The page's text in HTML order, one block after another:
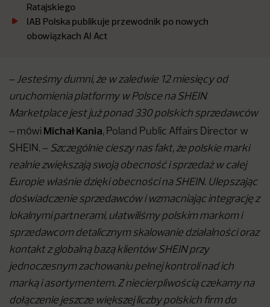
Ratajskiego
IAB Polska publikuje przewodnik po nowych
obowiązkach AI Act
–Jesteśmy dumni, że w zaledwie 12 miesięcy od
uruchomienia platformy w Polsce na SHEIN
Marketplace jest już ponad 330 polskich sprzedawców
– mówi Michał Kania, Poland Public Affairs Director w
SHEIN. – Szczególnie cieszy nas fakt, że polskie marki
realnie zwiększają swoją obecność i sprzedaż w całej
Europie właśnie dzięki obecności na SHEIN. Ulepszając
doświadczenie sprzedawców i wzmacniając integrację z
lokalnymi partnerami, ułatwiliśmy polskim markom i
sprzedawcom detalicznym skalowanie działalności oraz
kontakt z globalną bazą klientów SHEIN przy
jednoczesnym zachowaniu pełnej kontroli nad ich
marką i asortymentem. Z niecierpliwością czekamy na
dołączenie jeszcze większej liczby polskich firm do